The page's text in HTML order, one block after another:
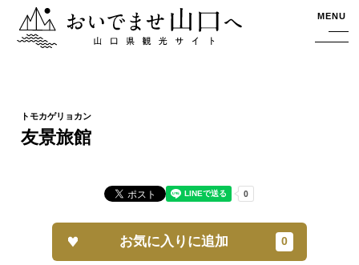
おいでませ山口へー山口県観光サイト MENU
友景旅館
お気に入りに追加